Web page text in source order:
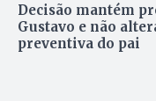
Decisão mantém
Gustavo e não
preventiva do pai